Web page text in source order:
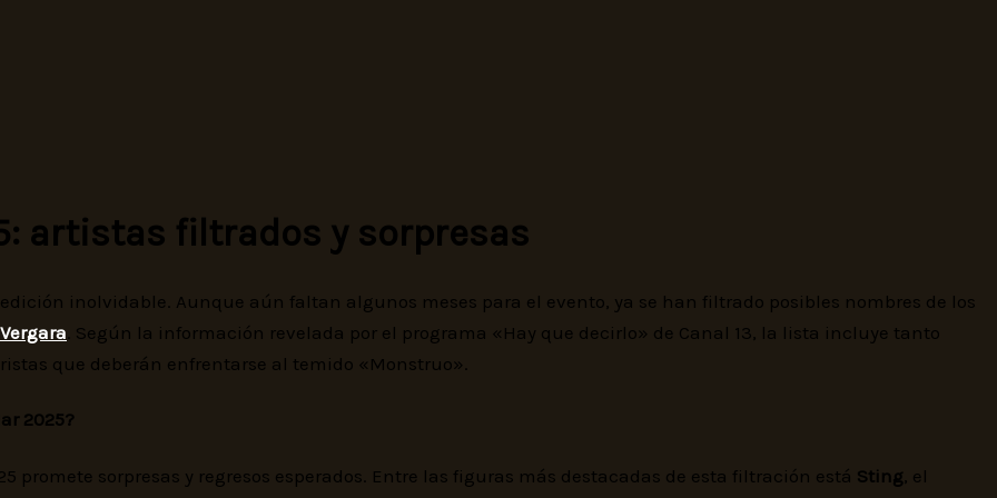
artistas filtrados y sorpresas
inolvidable. Aunque aún faltan algunos meses para el evento, ya se han filtrado posibles nombres de los
. Según la información revelada por el programa «Hay que decirlo» de Canal 13, la lista incluye tanto
que deberán enfrentarse al temido «Monstruo».
2025?
promete sorpresas y regresos esperados. Entre las figuras más destacadas de esta filtración está Sting, el